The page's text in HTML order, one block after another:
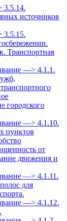
3.5.14.
источников
3.5.15.
Транспортная
—> 4.1.1.
городского
—> 4.1.10.
пунктов
от
движения и
—> 4.1.11.
для
—> 4.1.12.